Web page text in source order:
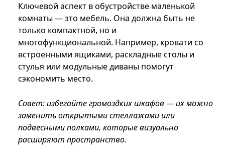
Ключевой аспект в обустройстве маленькой
комнаты — это мебель. Она должна быть не
только компактной, но и
многофункциональной. Например, кровати со
встроенными ящиками, раскладные столы и
стулья или модульные диваны помогут
сэкономить место.
Совет: избегайте громоздких шкафов — их можно
заменить открытыми стеллажами или
подвесными полками, которые визуально
расширяют пространство.